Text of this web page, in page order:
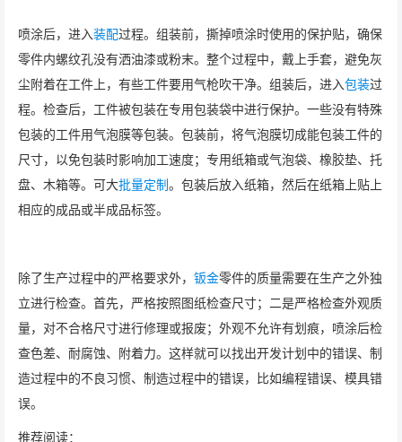
喷涂后，进入装配过程。组装前，撕掉喷涂时使用的保护贴，确保
零件内螺纹孔没有洒油漆或粉末。整个过程中，戴上手套，避免灰
尘附着在工件上，有些工件要用气枪吹干净。组装后，进入包装过
程。检查后，工件被包装在专用包装袋中进行保护。一些没有特殊
包装的工件用气泡膜等包装。包装前，将气泡膜切成能包装工件的
尺寸，以免包装时影响加工速度；专用纸箱或气泡袋、橡胶垫、托
盘、木箱等。可大批量定制。包装后放入纸箱，然后在纸箱上贴上
相应的成品或半成品标签。
除了生产过程中的严格要求外， 钣金零件的质量需要在生产之外独
立进行检查。首先，严格按照图纸检查尺寸；二是严格检查外观质
量，对不合格尺寸进行修理或报废；外观不允许有划痕，喷涂后检
查色差、耐腐蚀、附着力。这样就可以找出开发计划中的错误、制
造过程中的不良习惯、制造过程中的错误，比如编程错误、模具错
误。
推荐阅读：